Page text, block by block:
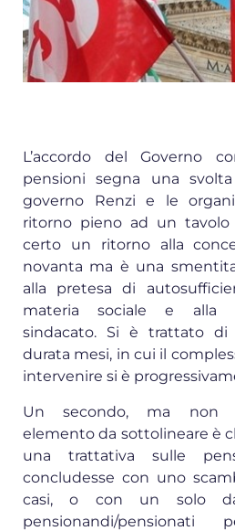
L’accordo del Governo
pensioni segna una
governo Renzi e le
ritorno pieno ad un
certo un ritorno alla
novanta ma è una
alla pretesa di
materia sociale e alla
sindacato. Si è trattato di
durata mesi, in cui il
intervenire si è
Un secondo, ma non
elemento da sottolineare è
una trattativa sulle
concludesse con uno
casi, o con un solo
pensionandi/